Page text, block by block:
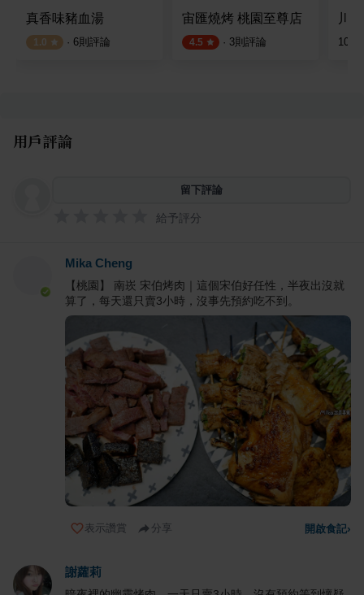
真香味豬血湯
1.0 · 6則評論
宙匯燒烤 桃園至尊店
4.5 · 3則評論 10
用戶評論
留下評論
給予評分
Mika Cheng
【桃園】 南崁 宋伯烤肉｜這個宋伯好任性，半夜出沒就
算了，每天還只賣3小時，沒事先預約吃不到。
表示讚賞 分享 開啟食記›
謝蘿莉